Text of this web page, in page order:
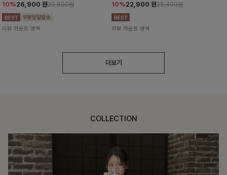
10%26,900 원29,800원
리뷰 카운트 영역
10%22,900 원25,400원
리뷰 카운트 영역
더보기
COLLECTION